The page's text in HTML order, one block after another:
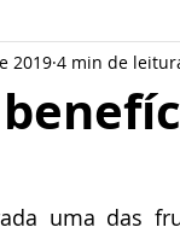
2019 4 min de
uma das